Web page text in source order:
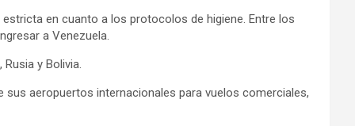
en cuanto a los protocolos de higiene. Entre los
a Venezuela.
y Bolivia.
aeropuertos internacionales para vuelos comerciales,